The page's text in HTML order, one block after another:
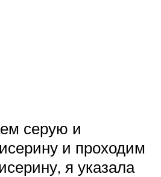
серую и
и проходим
я указала